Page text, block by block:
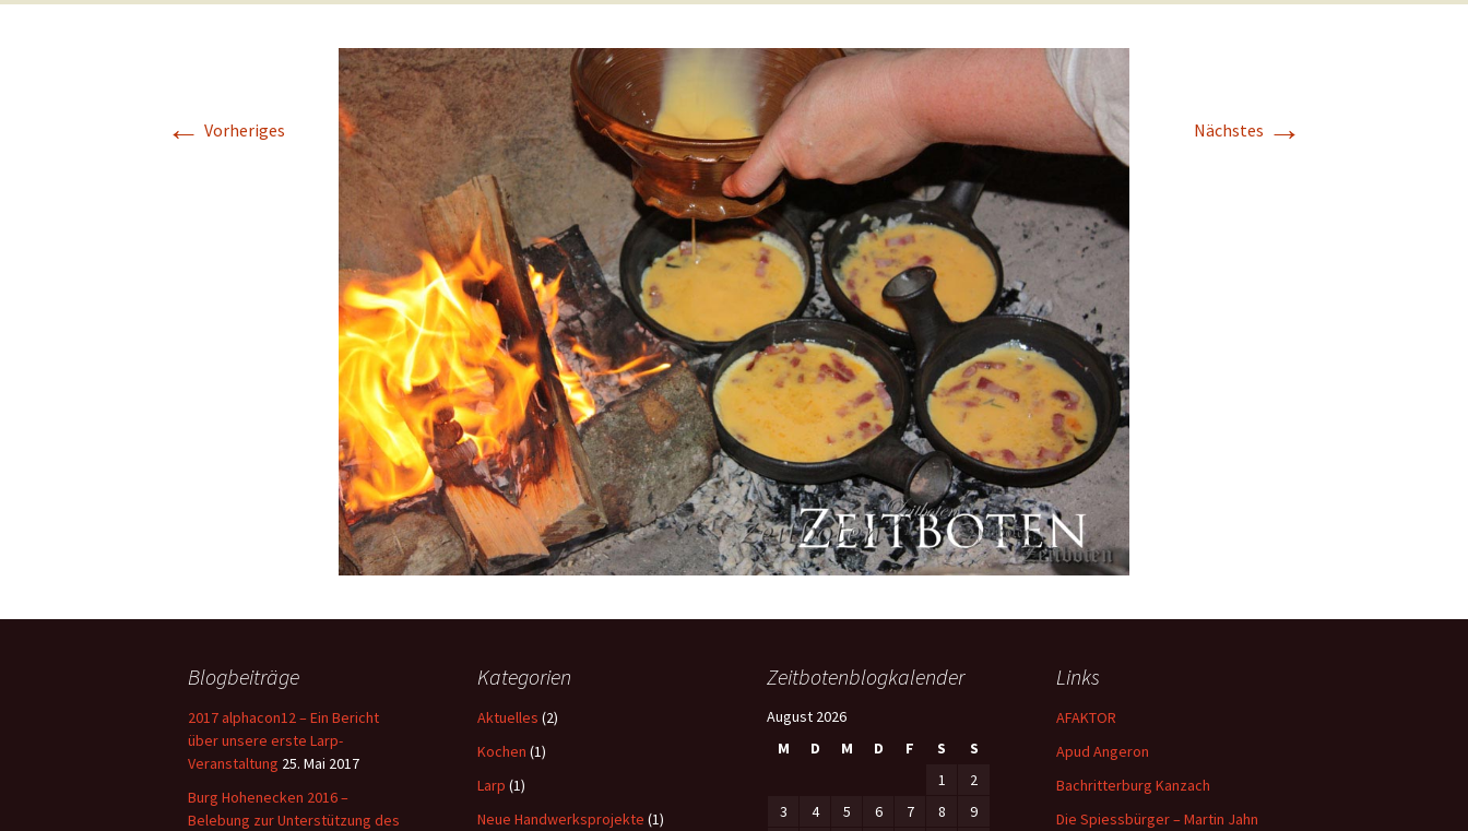
← Vorheriges Nächstes →
Blogbeiträge
2017 alphacon12 – Ein Bericht
über unsere erste Larp-
Veranstaltung 25. Mai 2017
Burg Hohenecken 2016 –
Belebung zur Unterstützung des
Kategorien
Aktuelles (2)
Kochen (1)
Larp (1)
Neue Handwerksprojekte (1)
Zeitbotenblogkalender
August 2026
M
D M D F S
S
1
2
3
4 5 6 7 8
9
Links
AFAKTOR
Apud Angeron
Bachritterburg Kanzach
Die Spiessbürger – Martin Jahn